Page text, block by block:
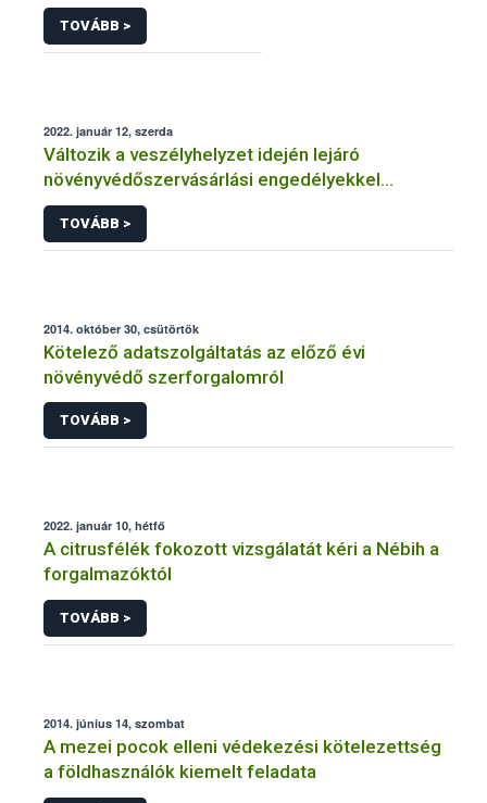
TOVÁBB >
2022. január 12, szerda
Változik a veszélyhelyzet idején lejáró
növényvédőszervásárlási engedélyekkel
kapcsolatos szabályozás
TOVÁBB >
2014. október 30, csütörtök
Kötelező adatszolgáltatás az előző évi
növényvédő szerforgalomról
TOVÁBB >
2022. január 10, hétfő
A citrusfélék fokozott vizsgálatát kéri a Nébih a
forgalmazóktól
TOVÁBB >
2014. június 14, szombat
A mezei pocok elleni védekezési kötelezettség
a földhasználók kiemelt feladata